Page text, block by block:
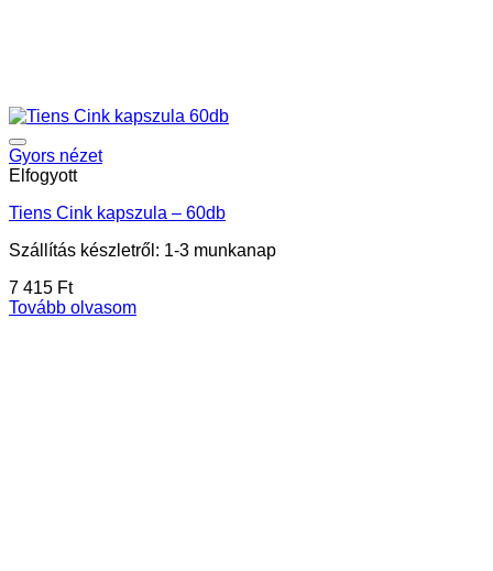
Gyors nézet
Elfogyott
Tiens Cink kapszula – 60db
Szállítás készletről: 1-3 munkanap
7 415 Ft
Tovább olvasom